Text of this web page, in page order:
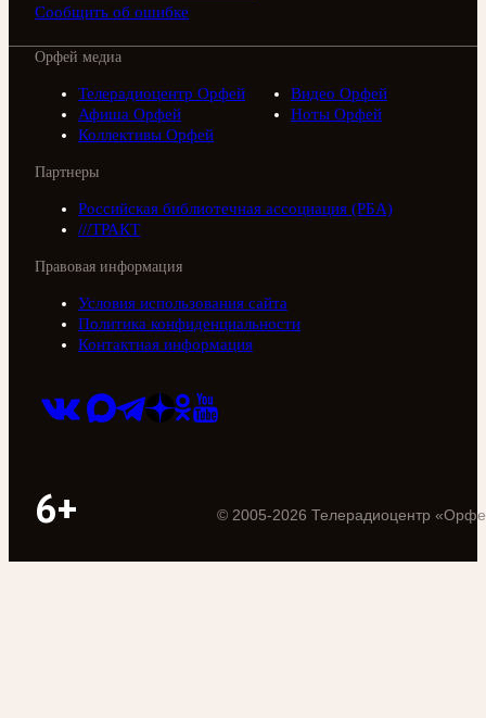
Сообщить об ошибке
Орфей медиа
Телерадиоцентр Орфей
Видео Орфей
Афиша Орфей
Ноты Орфей
Коллективы Орфей
Партнеры
Российская библиотечная ассоциация (РБА)
///ТРАКТ
Правовая информация
Условия использования сайта
Политика конфиденциальности
Контактная информация
6+ © 2005-2026 Телерадиоцентр